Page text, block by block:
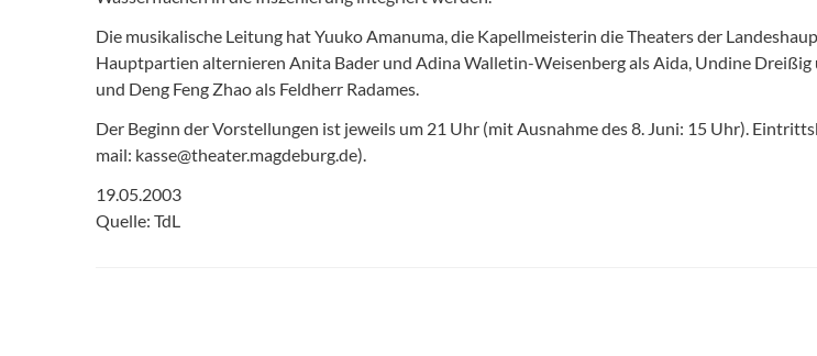
Die musikalische Leitung hat Yuuko Amanuma, die Kapellmeisterin die Theaters der
Hauptpartien alternieren Anita Bader und Adina Walletin-Weisenberg als Aida, Undine
und Deng Feng Zhao als Feldherr Radames.
Der Beginn der Vorstellungen ist jeweils um 21 Uhr (mit Ausnahme des 8. Juni: 15 Uhr).
mail: kasse@theater.magdeburg.de).
19.05.2003
Quelle: TdL